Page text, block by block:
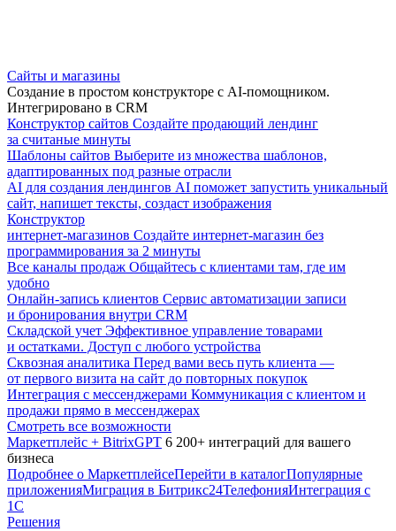
Сайты и магазины
Создание в простом конструкторе с AI-помощником.
Интегрировано в CRM
Конструктор сайтов Создайте продающий лендинг
за считаные минуты
Шаблоны сайтов Выберите из множества шаблонов,
адаптированных под разные отрасли
AI для создания лендингов AI поможет запустить уникальный
сайт, напишет тексты, создаст изображения
Конструктор
интернет-магазинов Создайте интернет-магазин без
программирования за 2 минуты
Все каналы продаж Общайтесь с клиентами там, где им
удобно
Онлайн-запись клиентов Сервис автоматизации записи
и бронирования внутри CRM
Складской учет Эффективное управление товарами
и остатками. Доступ с любого устройства
Сквозная аналитика Перед вами весь путь клиента —
от первого визита на сайт до повторных покупок
Интеграция с мессенджерами Коммуникация с клиентом и
продажи прямо в мессенджерах
Смотреть все возможности
Маркетплейс + BitrixGPT 6 200+ интеграций для вашего
бизнеса
Подробнее о МаркетплейсеПерейти в каталогПопулярные
приложенияМиграция в Битрикс24ТелефонияИнтеграция с
1С
Решения